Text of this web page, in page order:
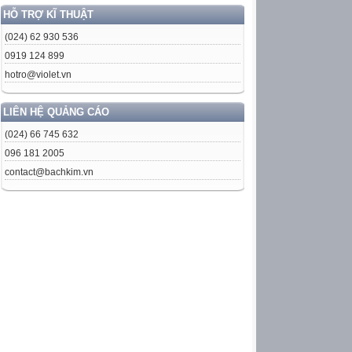
HỖ TRỢ KĨ THUẬT
(024) 62 930 536
0919 124 899
hotro@violet.vn
LIÊN HỆ QUẢNG CÁO
(024) 66 745 632
096 181 2005
contact@bachkim.vn